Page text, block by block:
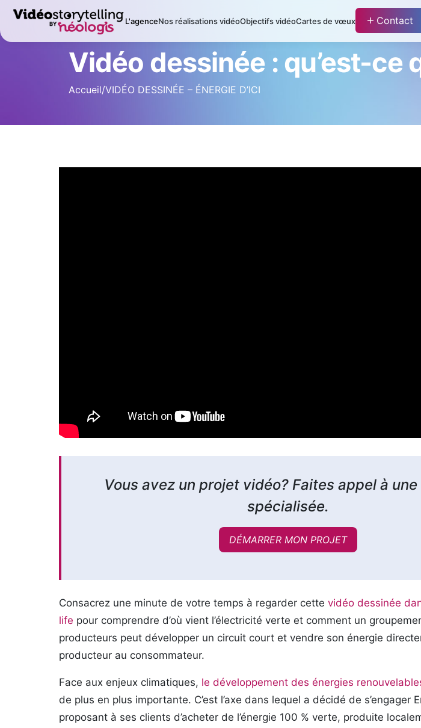
L'agenceNos réalisations vidéoObjectifs vidéoCartes de vœux Contact
Vidéo dessinée : qu’est-ce
Accueil/VIDÉO DESSINÉE – ÉNERGIE D’ICI
Vous avez un projet vidéo? Faites appel à
spécialisée.
DÉMARRER MON PROJET
Consacrez une minute de votre temps à regarder cette vidéo dessinée
life pour comprendre d’où vient l’électricité verte et comment un
producteurs peut développer un circuit court et vendre son énergie
producteur au consommateur.
Face aux enjeux climatiques, le développement des énergies
de plus en plus importante. C’est l’axe dans lequel a décidé de s’engager
proposant à ses clients d’acheter de l’énergie 100 % verte, produite